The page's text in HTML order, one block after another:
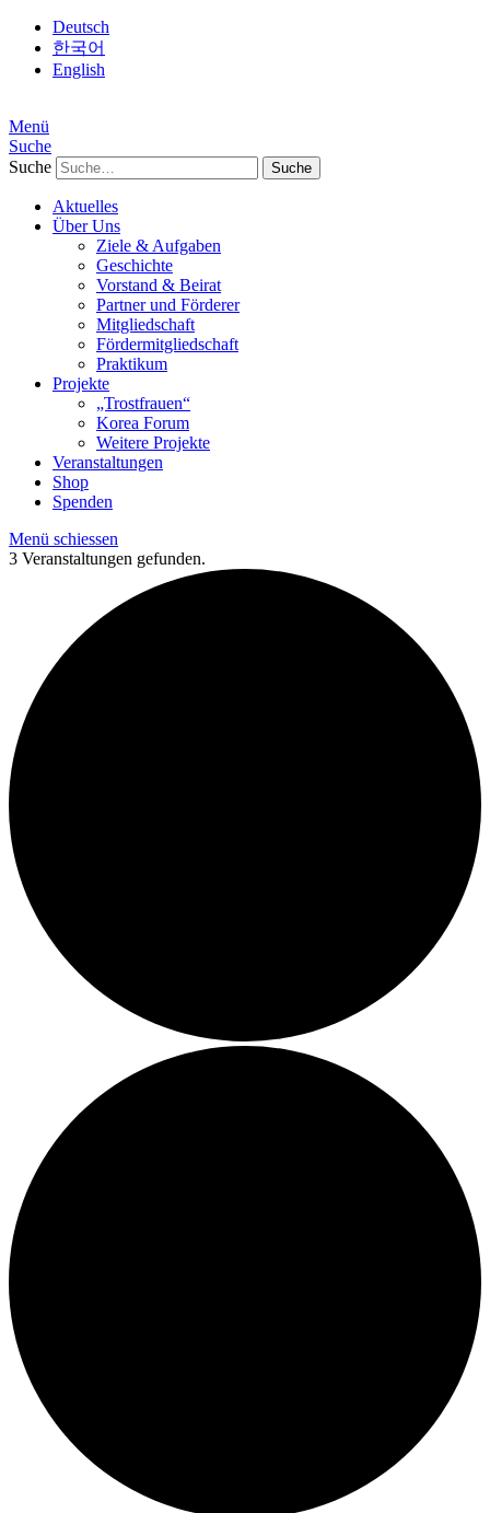
Deutsch
한국어
English
Menü
Suche
Suche
Aktuelles
Über Uns
Ziele & Aufgaben
Geschichte
Vorstand & Beirat
Partner und Förderer
Mitgliedschaft
Fördermitgliedschaft
Praktikum
Projekte
„Trostfrauen“
Korea Forum
Weitere Projekte
Veranstaltungen
Shop
Spenden
Menü schiessen
3 Veranstaltungen gefunden.